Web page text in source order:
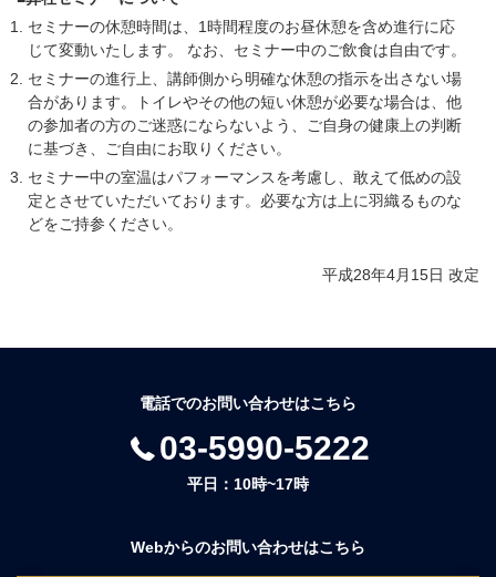
セミナーの休憩時間は、1時間程度のお昼休憩を含め進行に応
じて変動いたします。 なお、セミナー中のご飲食は自由です。
セミナーの進行上、講師側から明確な休憩の指示を出さない場
合があります。トイレやその他の短い休憩が必要な場合は、他
の参加者の方のご迷惑にならないよう、ご自身の健康上の判断
に基づき、ご自由にお取りください。
セミナー中の室温はパフォーマンスを考慮し、敢えて低めの設
定とさせていただいております。必要な方は上に羽織るものな
どをご持参ください。
平成28年4月15日 改定
電話でのお問い合わせはこちら
03-5990-5222
平日：10時~17時
Webからのお問い合わせはこちら